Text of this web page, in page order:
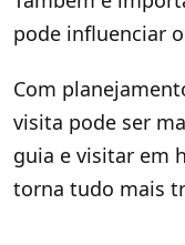
pode influenciar
Com
visita pode ser
guia e visitar em
torna tudo mais